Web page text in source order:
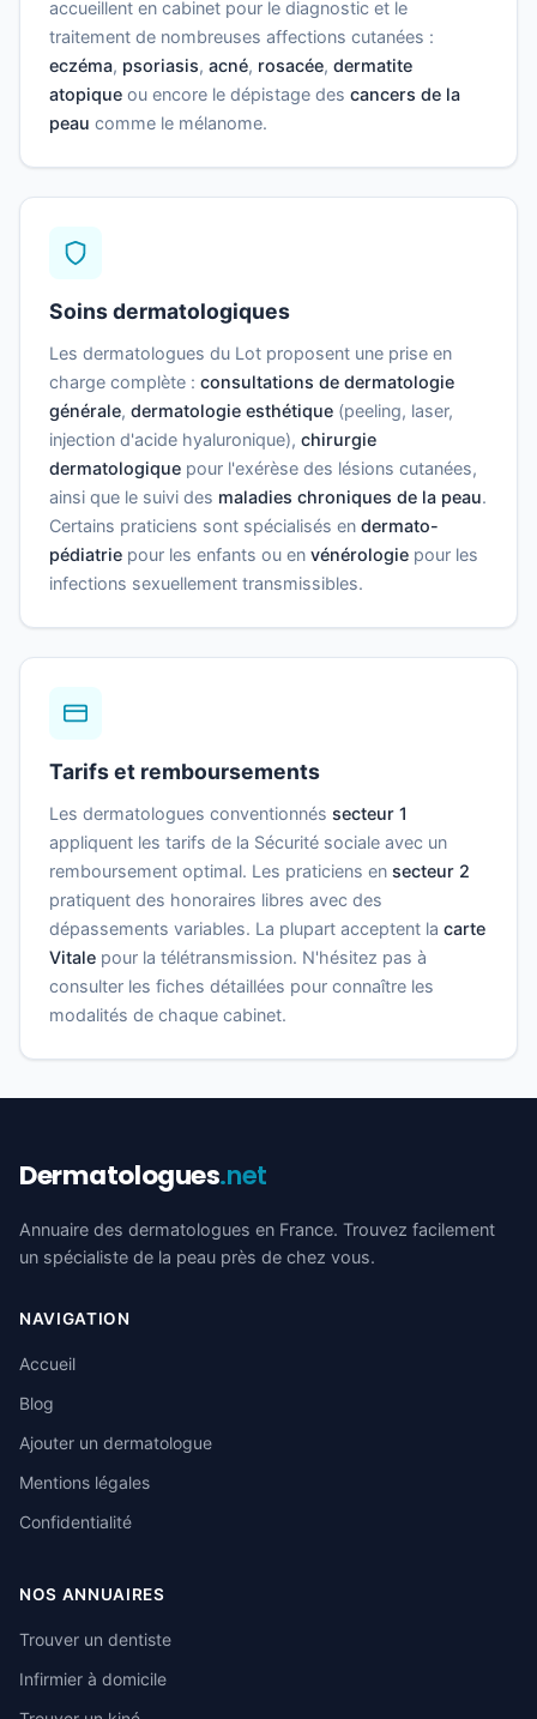
accueillent en cabinet pour le diagnostic et le
traitement de nombreuses affections cutanées :
eczéma, psoriasis, acné, rosacée, dermatite
atopique ou encore le dépistage des cancers de la
peau comme le mélanome.
Soins dermatologiques
Les dermatologues du Lot proposent une prise en
charge complète : consultations de dermatologie
générale, dermatologie esthétique (peeling, laser,
injection d'acide hyaluronique), chirurgie
dermatologique pour l'exérèse des lésions cutanées,
ainsi que le suivi des maladies chroniques de la peau.
Certains praticiens sont spécialisés en dermato-
pédiatrie pour les enfants ou en vénérologie pour les
infections sexuellement transmissibles.
Tarifs et remboursements
Les dermatologues conventionnés secteur 1
appliquent les tarifs de la Sécurité sociale avec un
remboursement optimal. Les praticiens en secteur 2
pratiquent des honoraires libres avec des
dépassements variables. La plupart acceptent la carte
Vitale pour la télétransmission. N'hésitez pas à
consulter les fiches détaillées pour connaître les
modalités de chaque cabinet.
Dermatologues.net
Annuaire des dermatologues en France. Trouvez facilement
un spécialiste de la peau près de chez vous.
NAVIGATION
Accueil
Blog
Ajouter un dermatologue
Mentions légales
Confidentialité
NOS ANNUAIRES
Trouver un dentiste
Infirmier à domicile